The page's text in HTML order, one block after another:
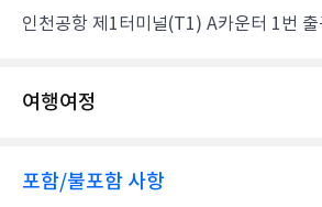
인천공항 제1터미널(T1) A카운터 1번
여행여정
포함/불포함 사항